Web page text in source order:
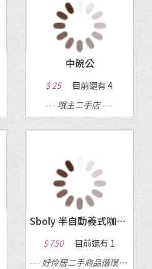
中碗公
$ 25 目前還有4
---哦主二手店---
Sboly 半自動義式咖啡機(新)
$ 750 目前還有 1
---好伶居二手商品循環店